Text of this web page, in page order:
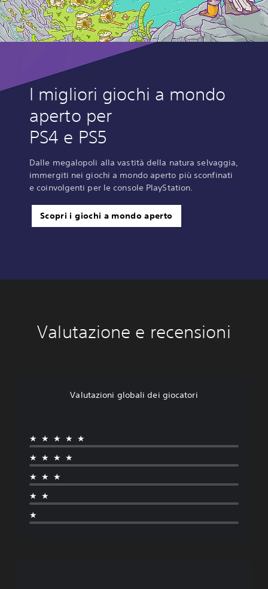
I migliori giochi a mondo
aperto per
PS4 e PS5
Dalle megalopoli alla vastità della natura selvaggia,
immergiti nei giochi a mondo aperto più sconfinati
e coinvolgenti per le console PlayStation.
Scopri i giochi a mondo aperto
Valutazione e recensioni
Valutazioni globali dei giocatori
★★★★★
★★★★
★★★
★★
★